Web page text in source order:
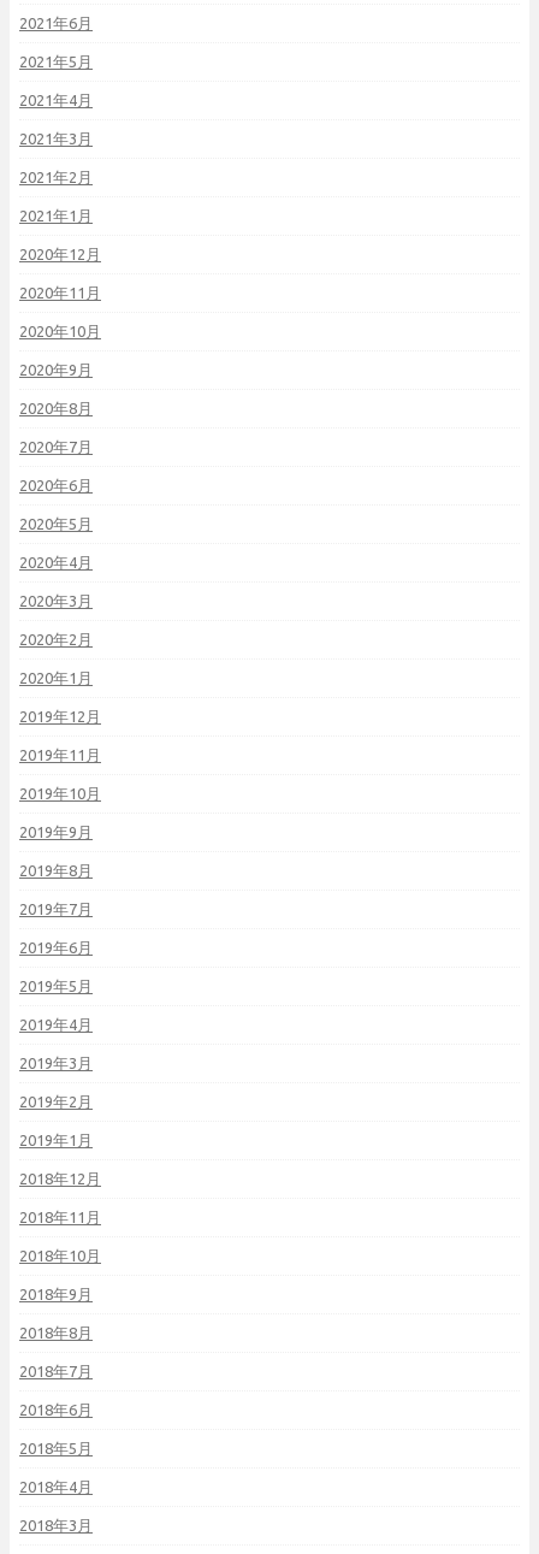
2021年6月
2021年5月
2021年4月
2021年3月
2021年2月
2021年1月
2020年12月
2020年11月
2020年10月
2020年9月
2020年8月
2020年7月
2020年6月
2020年5月
2020年4月
2020年3月
2020年2月
2020年1月
2019年12月
2019年11月
2019年10月
2019年9月
2019年8月
2019年7月
2019年6月
2019年5月
2019年4月
2019年3月
2019年2月
2019年1月
2018年12月
2018年11月
2018年10月
2018年9月
2018年8月
2018年7月
2018年6月
2018年5月
2018年4月
2018年3月